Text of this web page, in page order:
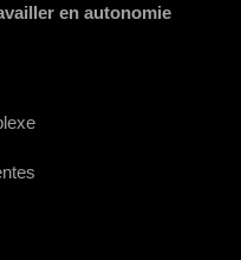
en autonomie